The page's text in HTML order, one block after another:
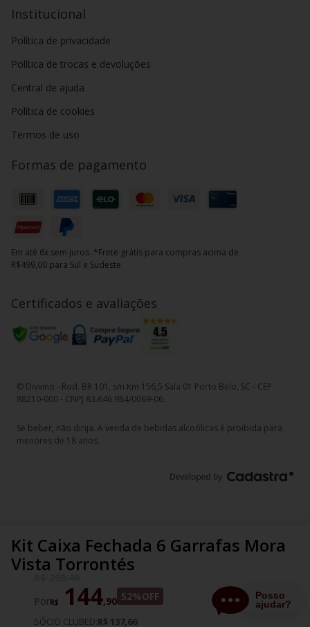
Kit Caixa Fechada 6 Garrafas Mora
Vista Torrontés
PorR$ 144,90 52%OFF
SÓCIO CLUBED:R$ 137,66
Institucional
Política de privacidade
Política de trocas e devoluções
Central de ajuda
Política de cookies
Termos de uso
Formas de pagamento
Em até 6x sem juros. *Frete grátis para compras acima de
R$499,00 para Sul e Sudeste
Certificados e avaliações
© Divvino - Rod. BR 101, s/n Km 156,5 Sala 01 Porto Belo, SC - CEP
88210-000 - CNPJ 83.646.984/0069-06.
Se beber, não dirija. A venda de bebidas alcoólicas é proibida para
menores de 18 anos.